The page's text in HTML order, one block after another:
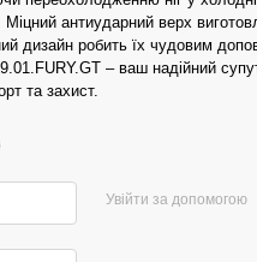
Міцний антиударний верх
дизайн робить їх чудовим
– ваш надійний
та захист.
Увійти за допомогою